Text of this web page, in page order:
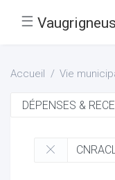
☰
Accueil Vie